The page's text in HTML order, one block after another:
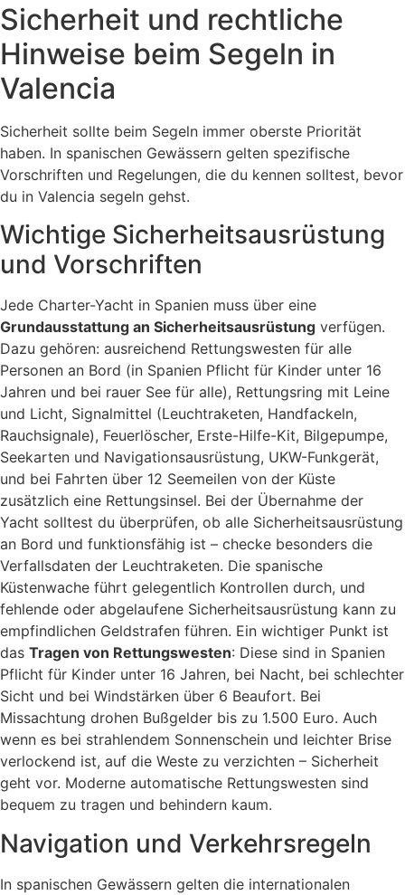
Sicherheit und rechtliche
Hinweise beim Segeln in
Valencia
Sicherheit sollte beim Segeln immer oberste Priorität
haben. In spanischen Gewässern gelten spezifische
Vorschriften und Regelungen, die du kennen solltest, bevor
du in Valencia segeln gehst.
Wichtige Sicherheitsausrüstung
und Vorschriften
Jede Charter-Yacht in Spanien muss über eine
Grundausstattung an Sicherheitsausrüstung verfügen.
Dazu gehören: ausreichend Rettungswesten für alle
Personen an Bord (in Spanien Pflicht für Kinder unter 16
Jahren und bei rauer See für alle), Rettungsring mit Leine
und Licht, Signalmittel (Leuchtraketen, Handfackeln,
Rauchsignale), Feuerlöscher, Erste-Hilfe-Kit, Bilgepumpe,
Seekarten und Navigationsausrüstung, UKW-Funkgerät,
und bei Fahrten über 12 Seemeilen von der Küste
zusätzlich eine Rettungsinsel. Bei der Übernahme der
Yacht solltest du überprüfen, ob alle Sicherheitsausrüstung
an Bord und funktionsfähig ist – checke besonders die
Verfallsdaten der Leuchtraketen. Die spanische
Küstenwache führt gelegentlich Kontrollen durch, und
fehlende oder abgelaufene Sicherheitsausrüstung kann zu
empfindlichen Geldstrafen führen. Ein wichtiger Punkt ist
das Tragen von Rettungswesten: Diese sind in Spanien
Pflicht für Kinder unter 16 Jahren, bei Nacht, bei schlechter
Sicht und bei Windstärken über 6 Beaufort. Bei
Missachtung drohen Bußgelder bis zu 1.500 Euro. Auch
wenn es bei strahlendem Sonnenschein und leichter Brise
verlockend ist, auf die Weste zu verzichten – Sicherheit
geht vor. Moderne automatische Rettungswesten sind
bequem zu tragen und behindern kaum.
Navigation und Verkehrsregeln
In spanischen Gewässern gelten die internationalen